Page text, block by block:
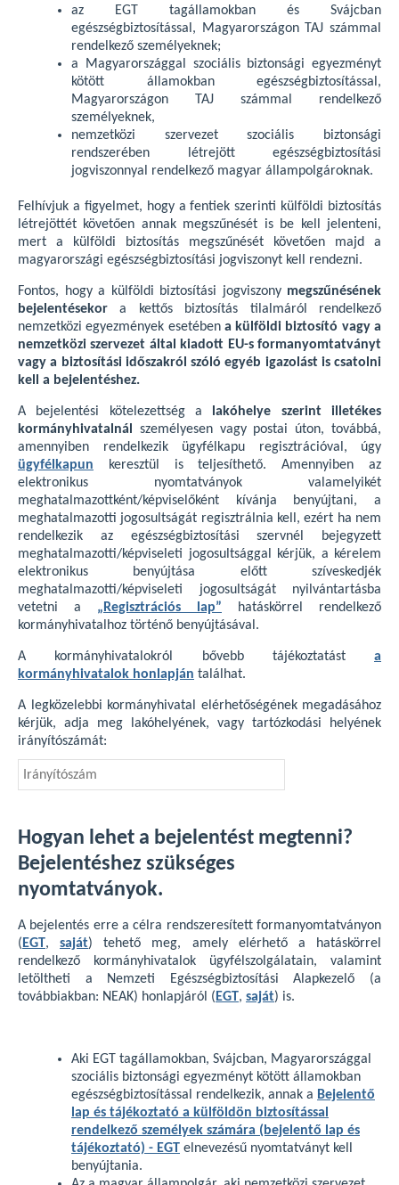
az EGT tagállamokban és Svájcban
egészségbiztosítással, Magyarországon TAJ számmal
rendelkező személyeknek;
a Magyarországgal szociális biztonsági egyezményt
kötött államokban egészségbiztosítással,
Magyarországon TAJ számmal rendelkező
személyeknek,
nemzetközi szervezet szociális biztonsági
rendszerében létrejött egészségbiztosítási
jogviszonnyal rendelkező magyar állampolgároknak.
Felhívjuk a figyelmet, hogy a fentiek szerinti külföldi biztosítás
létrejöttét követően annak megszűnését is be kell jelenteni,
mert a külföldi biztosítás megszűnését követően majd a
magyarországi egészségbiztosítási jogviszonyt kell rendezni.
Fontos, hogy a külföldi biztosítási jogviszony megszűnésének
bejelentésekora kettős biztosítás tilalmáról rendelkező
nemzetközi egyezmények esetébena külföldi biztosító vagy a
nemzetközi szervezet által kiadott EU-s formanyomtatványt
vagy a biztosítási időszakról szóló egyéb igazolást is csatolni
kell a bejelentéshez.
A bejelentési kötelezettség a
lakóhelye szerint illetékes
kormányhivatalnál személyesen vagy postai úton, továbbá,
amennyiben rendelkezik ügyfélkapu regisztrációval, úgy
ügyfélkapun keresztül is teljesíthető. Amennyiben az
elektronikus nyomtatványok valamelyikét
meghatalmazottként/képviselőként kívánja benyújtani, a
meghatalmazotti jogosultságát regisztrálnia kell, ezért ha nem
rendelkezik az egészségbiztosítási szervnél bejegyzett
meghatalmazotti/képviseleti jogosultsággal kérjük, a kérelem
elektronikus benyújtása előtt szíveskedjék
meghatalmazotti/képviseleti jogosultságát nyilvántartásba
vetetni a „Regisztrációs lap” hatáskörrel rendelkező
kormányhivatalhoz történő benyújtásával.
A kormányhivatalokról bővebb tájékoztatást a
kormányhivatalok honlapján találhat.
A legközelebbi kormányhivatal elérhetőségének megadásához
kérjük, adja meg lakóhelyének, vagy tartózkodási helyének
irányítószámát:
Hogyan lehet a bejelentést megtenni?
Bejelentéshez szükséges
nyomtatványok.
A bejelentés erre a célra rendszeresített formanyomtatványon
( EGT,saját) tehető meg, amely elérhető a hatáskörrel
rendelkező kormányhivatalok ügyfélszolgálatain, valamint
letöltheti a Nemzeti Egészségbiztosítási Alapkezelő (a
továbbiakban: NEAK) honlapjáról ( EGT, saját) is.
Aki EGT tagállamokban, Svájcban, Magyarországgal
szociális biztonsági egyezményt kötött államokban
egészségbiztosítással rendelkezik, annak a Bejelentő
lap és tájékoztató a külföldön biztosítással
rendelkező személyek számára (bejelentő lap és
tájékoztató) - EGT elnevezésű nyomtatványt kell
benyújtania.